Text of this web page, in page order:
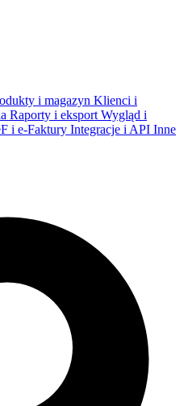
i magazyn Klienci i
Raporty i eksport Wygląd i
i e-Faktury Integracje i API Inne